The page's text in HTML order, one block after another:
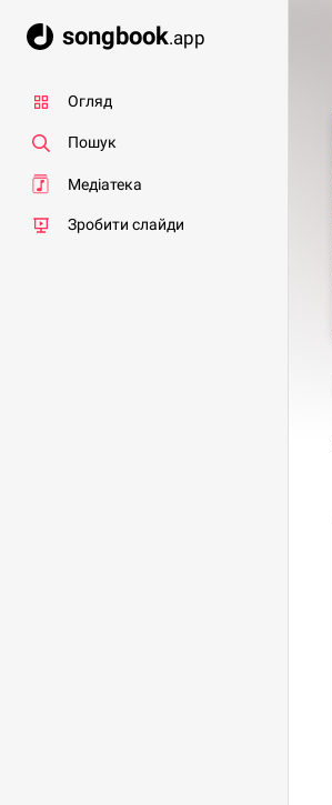
songbook.app
Огляд
Пошук
Медіатека
Зробити слайди